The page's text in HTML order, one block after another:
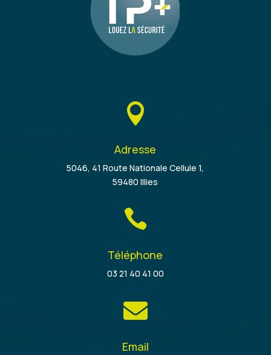

Adresse
5046, 41 Route Nationale Cellule 1,
59480 Illies

Téléphone
03 21 40 41 00

Email